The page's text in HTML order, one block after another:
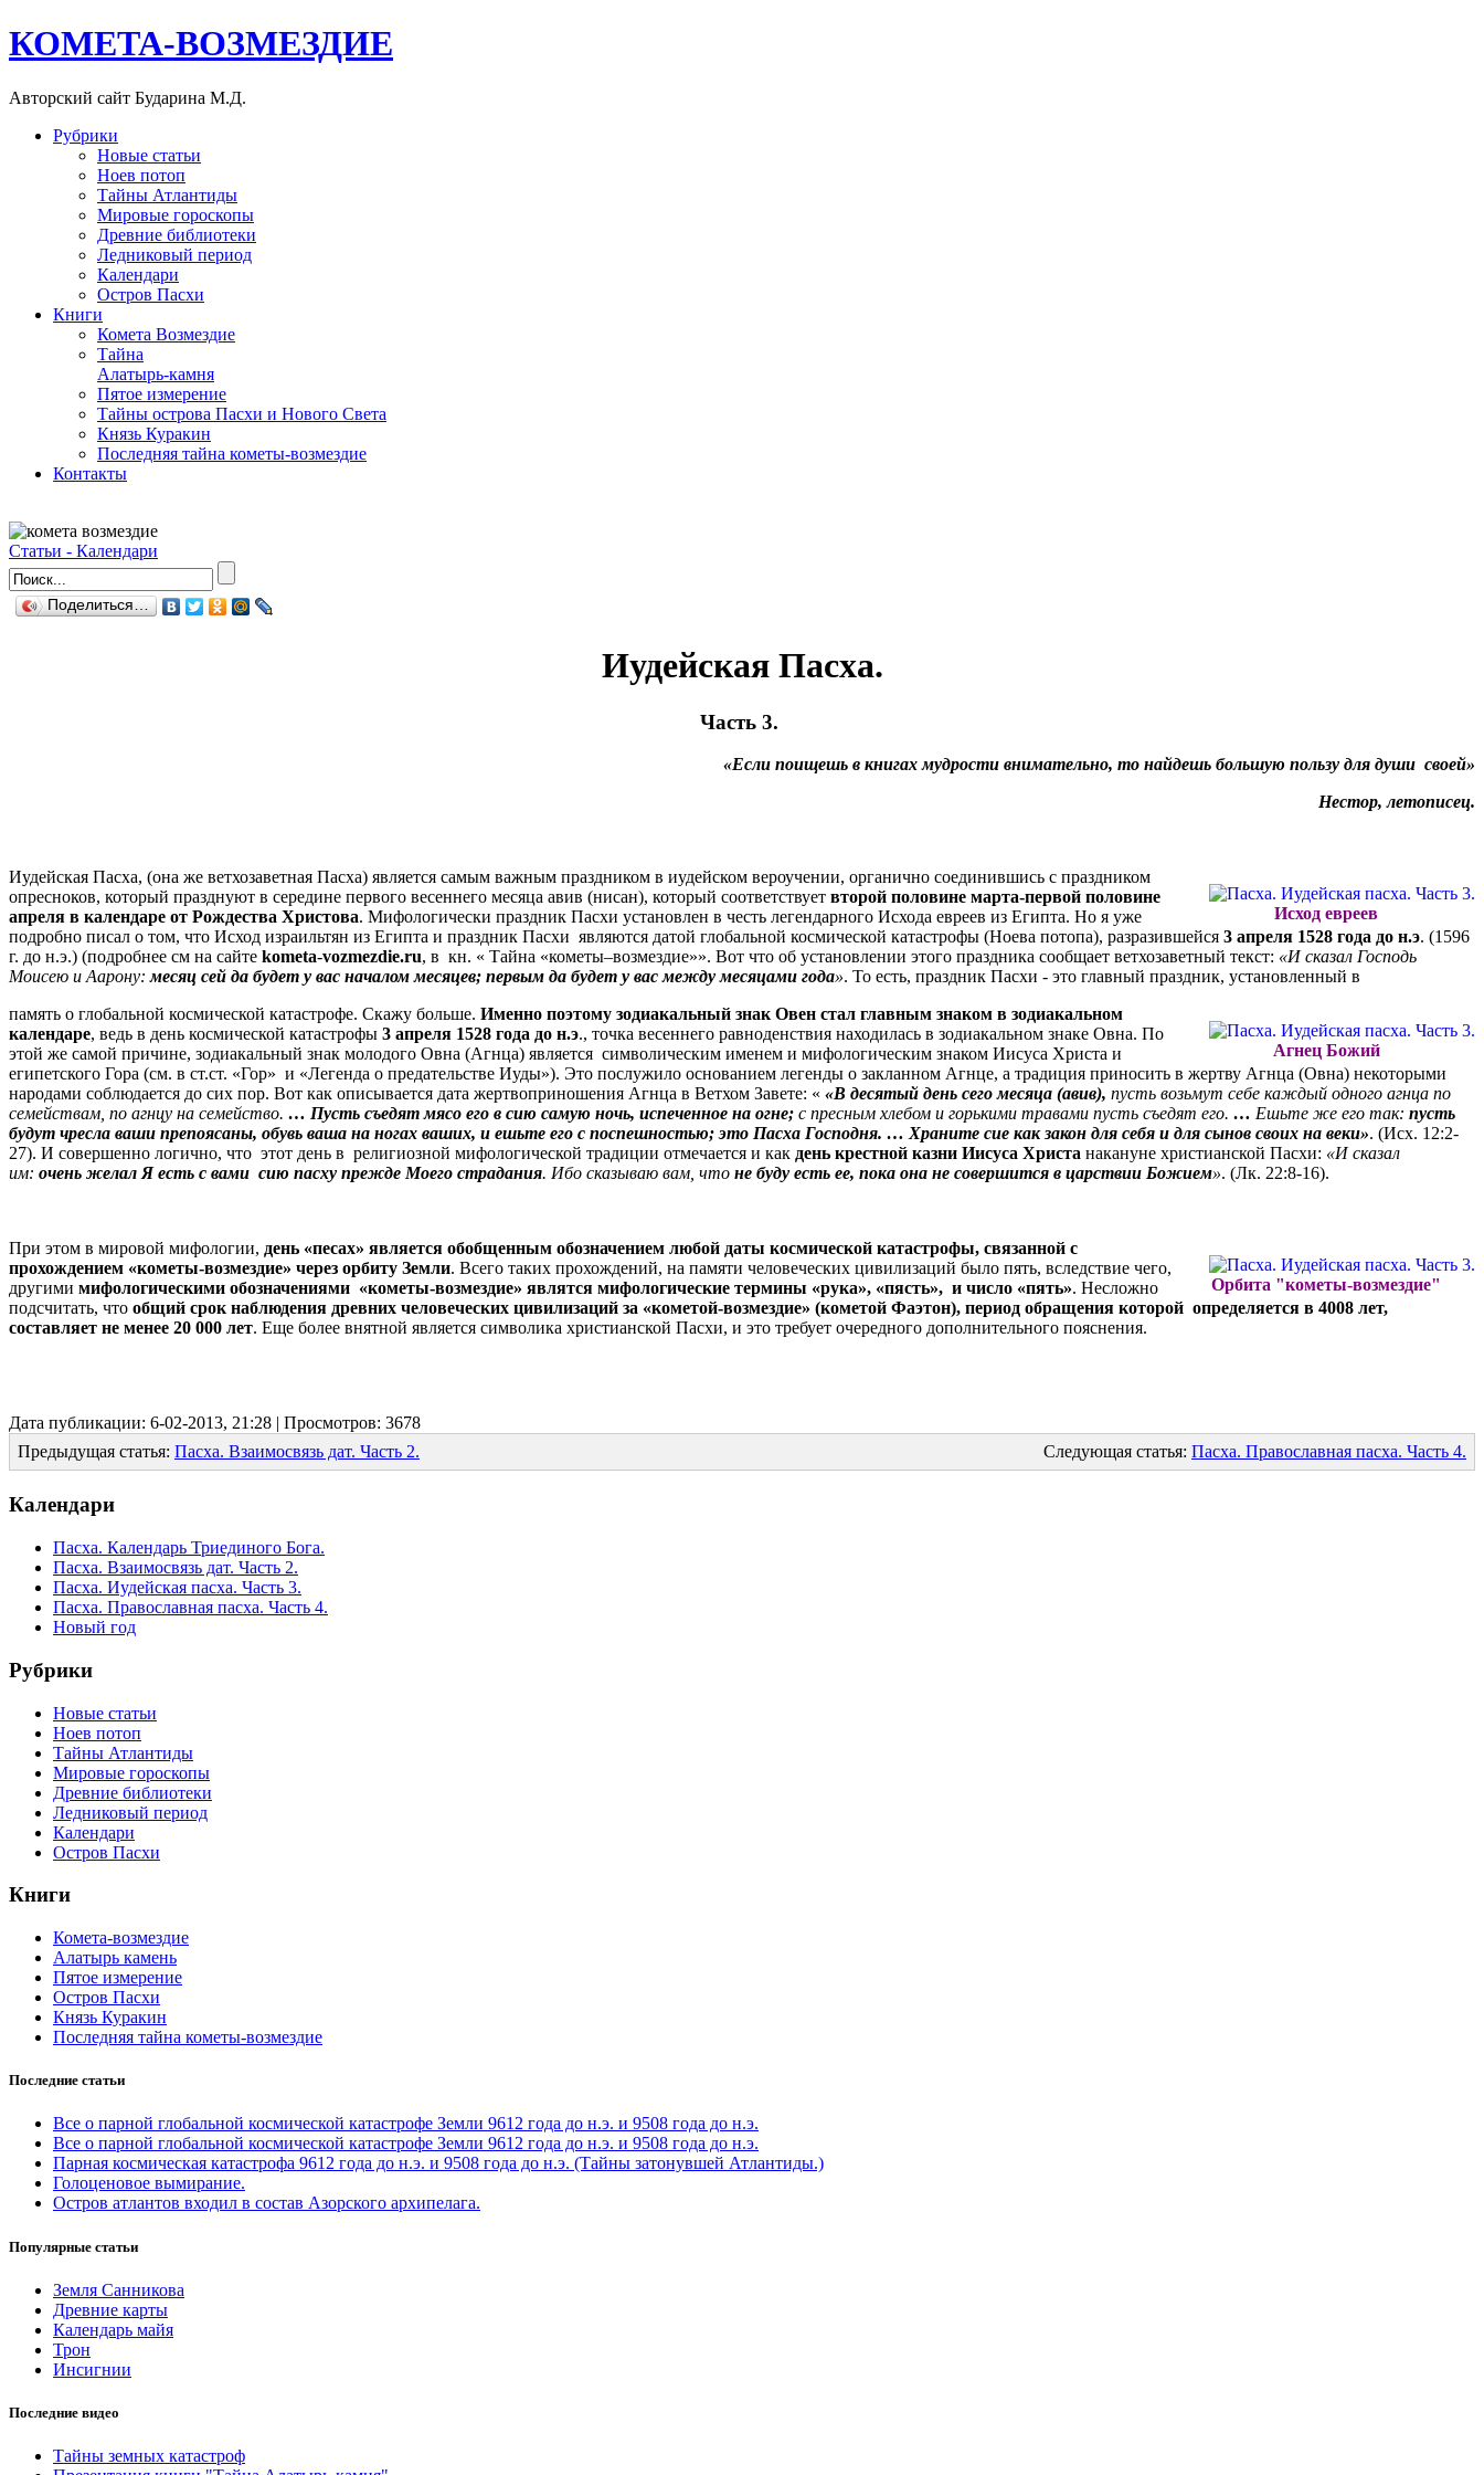
КОМЕТА-ВОЗМЕЗДИЕ
Авторский сайт Бударина М.Д.
Рубрики
Новые статьи
Ноев потоп
Тайны Атлантиды
Мировые гороскопы
Древние библиотеки
Ледниковый период
Календари
Остров Пасхи
Книги
Комета Возмездие
Тайна
Алатырь-камня
Пятое измерение
Тайны острова Пасхи и Нового Света
Князь Куракин
Последняя тайна кометы-возмездие
Контакты
Статьи - Календари
Поделиться…
Иудейская Пасха.
Часть 3.
«Если поищешь в книгах мудрости внимательно, то найдешь большую пользу для души своей»
Нестор, летописец.
Исход евреев
Иудейская Пасха, (она же ветхозаветная Пасха) является самым важным праздником в иудейском вероучении, органично соединившись с праздником
опресноков, который празднуют в середине первого весеннего месяца авив (нисан), который соответствует второй половине марта-первой половине
апреля в календаре от Рождества Христова. Мифологически праздник Пасхи установлен в честь легендарного Исхода евреев из Египта. Но я уже
подробно писал о том, что Исход израильтян из Египта и праздник Пасхи являются датой глобальной космической катастрофы (Ноева потопа), разразившейся 3 апреля 1528 года до н.э. (1596
г. до н.э.) (подробнее см на сайте kometa-vozmezdie.ru, в кн. « Тайна «кометы–возмездие»». Вот что об установлении этого праздника сообщает ветхозаветный текст: «И сказал Господь
Моисею и Аарону:месяц сей да будет у вас началом месяцев; первым да будет у вас между месяцами года». То есть, праздник Пасхи - это главный праздник, установленный в
Агнец Божий
память о глобальной космической катастрофе. Скажу больше. Именно поэтому зодиакальный знак Овен стал главным знаком в зодиакальном
календаре, ведь в день космической катастрофы 3 апреля 1528 года до н.э., точка весеннего равноденствия находилась в зодиакальном знаке Овна. По
этой же самой причине, зодиакальный знак молодого Овна (Агнца) является символическим именем и мифологическим знаком Иисуса Христа и
египетского Гора (см. в ст.ст. «Гор» и «Легенда о предательстве Иуды»). Это послужило основанием легенды о закланном Агнце, а традиция приносить в жертву Агнца (Овна) некоторыми
народами соблюдается до сих пор. Вот как описывается дата жертвоприношения Агнца в Ветхом Завете: « «В десятый день сего месяца (авив), пусть возьмут себе каждый одного агнца по
семействам, по агнцу на семейство. … Пусть съедят мясо его в сию самую ночь, испеченное на огне; с пресным хлебом и горькими травами пусть съедят его. … Ешьте же его так: пусть
будут чресла ваши препоясаны, обувь ваша на ногах ваших, и ешьте его с поспешностью; это Пасха Господня. … Храните сие как закон для себя и для сынов своих на веки». (Исх. 12:2-
27). И совершенно логично, что этот день в религиозной мифологической традиции отмечается и как день крестной казни Иисуса Христа накануне христианской Пасхи: «И сказал
им: очень желал Я есть с вами сию пасху прежде Моего страдания. Ибо сказываю вам, что не буду есть ее, пока она не совершится в царствии Божием». (Лк. 22:8-16).
Орбита "кометы-возмездие"
При этом в мировой мифологии, день «песах» является обобщенным обозначением любой даты космической катастрофы, связанной с
прохождением «кометы-возмездие» через орбиту Земли. Всего таких прохождений, на памяти человеческих цивилизаций было пять, вследствие чего,
другими мифологическими обозначениями «кометы-возмездие» являтся мифологические термины «рука», «пясть», и число «пять». Несложно
подсчитать, что общий срок наблюдения древних человеческих цивилизаций за «кометой-возмездие» (кометой Фаэтон), период обращения которой определяется в 4008 лет,
составляет не менее 20 000 лет. Еще более внятной является символика христианской Пасхи, и это требует очередного дополнительного пояснения.
Дата публикации: 6-02-2013, 21:28 | Просмотров: 3678
Предыдущая статья: Пасха. Взаимосвязь дат. Часть 2. Следующая статья: Пасха. Православная пасха. Часть 4.
Календари
Пасха. Календарь Триединого Бога.
Пасха. Взаимосвязь дат. Часть 2.
Пасха. Иудейская пасха. Часть 3.
Пасха. Православная пасха. Часть 4.
Новый год
Рубрики
Новые статьи
Ноев потоп
Тайны Атлантиды
Мировые гороскопы
Древние библиотеки
Ледниковый период
Календари
Остров Пасхи
Книги
Комета-возмездие
Алатырь камень
Пятое измерение
Остров Пасхи
Князь Куракин
Последняя тайна кометы-возмездие
Последние статьи
Все о парной глобальной космической катастрофе Земли 9612 года до н.э. и 9508 года до н.э.
Все о парной глобальной космической катастрофе Земли 9612 года до н.э. и 9508 года до н.э.
Парная космическая катастрофа 9612 года до н.э. и 9508 года до н.э. (Тайны затонувшей Атлантиды.)
Голоценовое вымирание.
Остров атлантов входил в состав Азорского архипелага.
Популярные статьи
Земля Санникова
Древние карты
Календарь майя
Трон
Инсигнии
Последние видео
Тайны земных катастроф